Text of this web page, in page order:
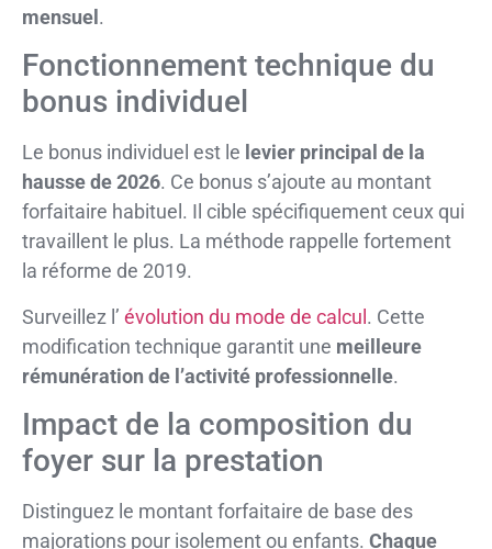
mensuel .
Fonctionnement technique du
bonus individuel
Le bonus individuel est le levier principal de la
hausse de 2026. Ce bonus s’ajoute au montant
forfaitaire habituel. Il cible spécifiquement ceux qui
travaillent le plus. La méthode rappelle fortement
la réforme de 2019.
Surveillez l’ évolution du mode de calcul. Cette
modification technique garantit une meilleure
rémunération de l’activité professionnelle.
Impact de la composition du
foyer sur la prestation
Distinguez le montant forfaitaire de base des
majorations pour isolement ou enfants. Chaque